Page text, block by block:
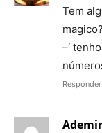
Tem
–‘
Responder
Ademir